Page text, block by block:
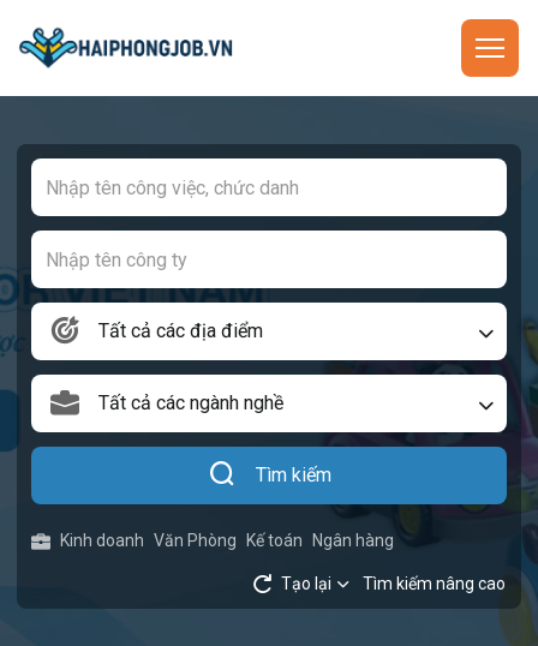
Tất cả các địa điểm
Tất cả các ngành nghề
Tìm kiếm
Kinh doanh Văn Phòng Kế toán Ngân hàng
Tạo lại Tìm kiếm nâng cao